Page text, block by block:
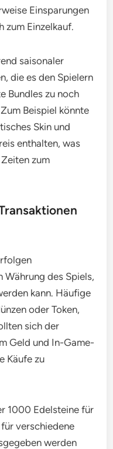
Einsparungen
zum Einzelkauf.
saisonaler
die es den Spielern
Bundles zu noch
Beispiel könnte
Skin und
enthalten, was
zum
des Spiels,
kann. Häufige
oder Token,
sich der
Geld und In-Game-
Käufe zu
1000 Edelsteine für
verschiedene
werden